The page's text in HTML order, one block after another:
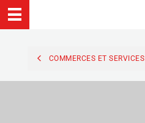
COMMERCES ET SERVICES